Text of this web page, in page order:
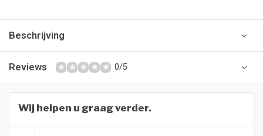
Beschrijving
Reviews 0/5
Wij helpen u graag verder.